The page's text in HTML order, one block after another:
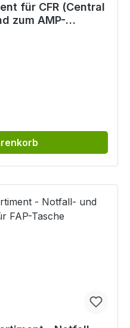
für CFR (Central
zum AMP-